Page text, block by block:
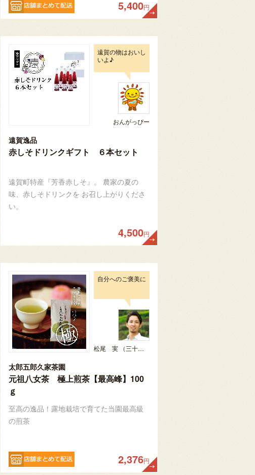
5,400円
遠賀の物はおいし
いよ♪
おんがっぴー
遠賀逸品
赤しそドリンクギフト ６本セット
遠賀町特産『芳香赤しそ』。 農家の夏の
味、赤しそドリンクを お召し上がりくださ
い。
4,500円
自分へのご褒美に
松尾 実 （三十五代目、日本茶インストラクター）
太郎五郎久家茶園
元祖八女茶 極上煎茶【最高峰】100
ｇ
至高の逸品！露地栽培で育てた当園最高級
の煎茶
2,376円